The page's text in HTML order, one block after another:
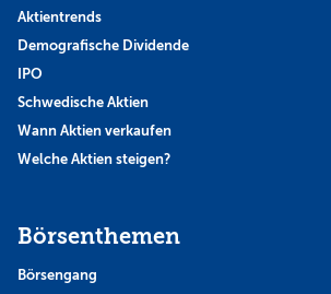
Aktientrends
Demografische Dividende
IPO
Schwedische Aktien
Wann Aktien verkaufen
Welche Aktien steigen?
Börsenthemen
Börsengang